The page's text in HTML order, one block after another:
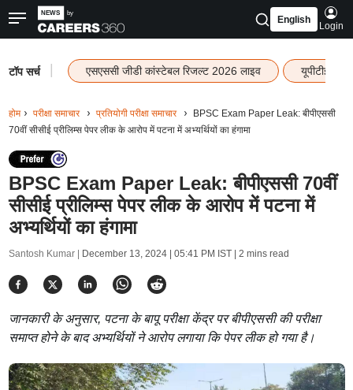
English
Login
टॉप सर्च एसएससी जीडी कांस्टेबल रिजल्ट 2026 लाइव यूपीटीईटी
होम परीक्षा समाचार प्रतियोगी परीक्षा समाचार
BPSC Exam Paper Leak: बीपीएससी
70वीं सीसीई प्रीलिम्स पेपर लीक के आरोप में पटना में अभ्यर्थियों का हंगामा
BPSC Exam Paper Leak: बीपीएससी 70वीं
सीसीई प्रीलिम्स पेपर लीक के आरोप में पटना में
अभ्यर्थियों का हंगामा
Santosh Kumar | December 13, 2024 | 05:41 PM IST| 2 mins read
जानकारी के अनुसार, पटना के बापू परीक्षा केंद्र पर बीपीएससी की परीक्षा
समाप्त होने के बाद अभ्यर्थियों ने आरोप लगाया कि पेपर लीक हो गया है।